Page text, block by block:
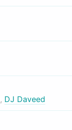
, DJ Daveed